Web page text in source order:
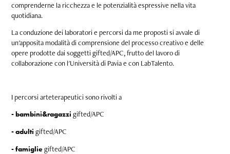
comprenderne la ricchezza e le potenzialità espressive nella vita
quotidiana.
La conduzione dei laboratori e percorsi da me proposti si avvale di
un'apposita modalità di comprensione del processo creativo e delle
opere prodotte dai soggetti gifted/APC, frutto del lavoro di
collaborazione con l'Università di Pavia e con LabTalento.
I percorsi arteterapeutici sono rivolti a
- bambini&ragazzigifted/APC
- adulti gifted/APC
-famigliegifted/APC